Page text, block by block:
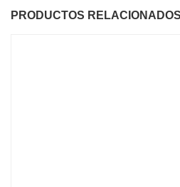
PRODUCTOS RELACIONADOS